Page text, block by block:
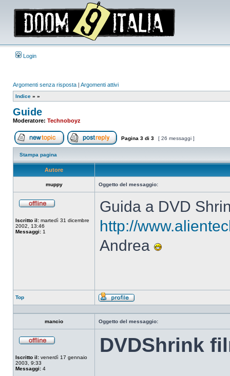
Login
Argomenti senza risposta | Argomenti attivi
Indice » »
Guide
Moderatore: Technoboyz
Apri un nuovo argomentoRispondi all’argomento
Pagina 3 di 3 [ 26 messaggi ]
Stampa pagina
Autore
muppy Oggetto del messaggio:
Iscritto il: martedì 31 dicembre
2002, 13:46
Messaggi: 1
Guida a DVD
http://
Andrea
Top
Profilo
mancio Oggetto del messaggio:
Iscritto il: venerdì 17 gennaio
2003, 9:33
Messaggi: 4
DVDShrink